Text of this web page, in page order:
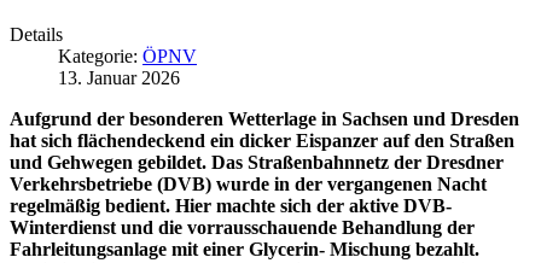
Details
Kategorie: ÖPNV
13. Januar 2026
Aufgrund der besonderen Wetterlage in Sachsen und Dresden
hat sich flächendeckend ein dicker Eispanzer auf den Straßen
und Gehwegen gebildet. Das Straßenbahnnetz der Dresdner
Verkehrsbetriebe (DVB) wurde in der vergangenen Nacht
regelmäßig bedient. Hier machte sich der aktive DVB-
Winterdienst und die vorrausschauende Behandlung der
Fahrleitungsanlage mit einer Glycerin- Mischung bezahlt.